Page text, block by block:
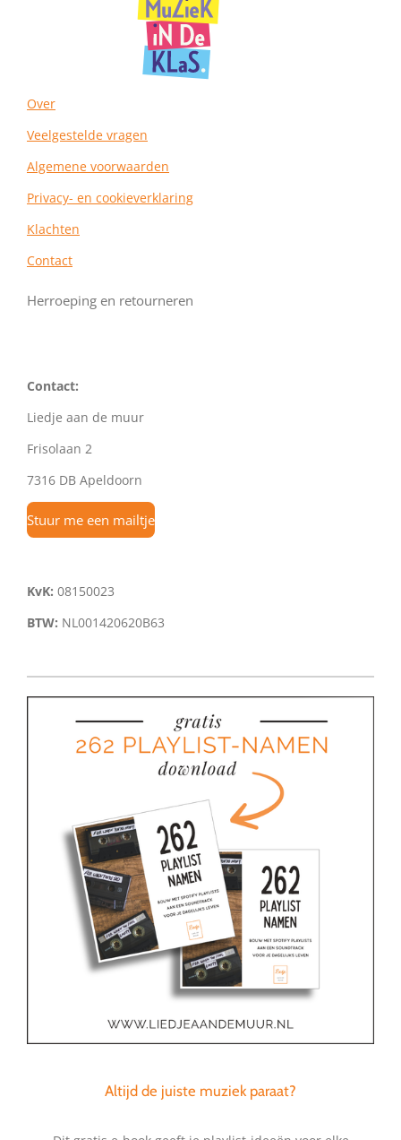
Over
Veelgestelde vragen
Algemene voorwaarden
Privacy- en cookieverklaring
Klachten
Contact
Herroeping en retourneren
Contact:
Liedje aan de muur
Frisolaan 2
7316 DB Apeldoorn
Stuur me een mailtje
KvK: 08150023
BTW: NL001420620B63
Altijd de juiste muziek paraat?